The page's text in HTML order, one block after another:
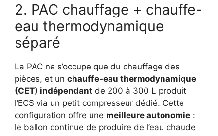
2. PAC chauffage + chauffe-
eau thermodynamique
séparé
La PAC ne s’occupe que du chauffage des
pièces, et un chauffe-eau thermodynamique
(CET) indépendant de 200 à 300 L produit
l’ECS via un petit compresseur dédié. Cette
configuration offre une meilleure autonomie :
le ballon continue de produire de l’eau chaude